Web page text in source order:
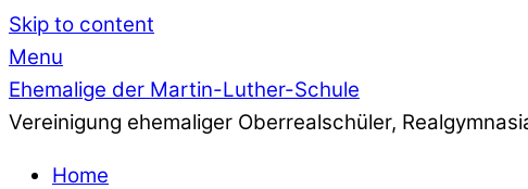
Skip to content
Menu
Ehemalige der Martin-Luther-Schule
Vereinigung ehemaliger Oberrealschüler,
Home